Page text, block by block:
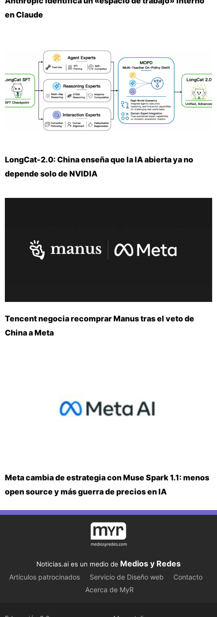
en Claude
LongCat-2.0: China enseña que la IA abierta ya no
depende solo de NVIDIA
Tencent negocia recomprar Manus tras el veto de
China a Meta
Meta cambia de estrategia con Muse Spark 1.1: menos
open source y más guerra de precios en IA
Noticias.ai es un medio de Medios y Redes
Artículos patrocinados Servicio de Diseño web
Contacto
Acerca de MyR